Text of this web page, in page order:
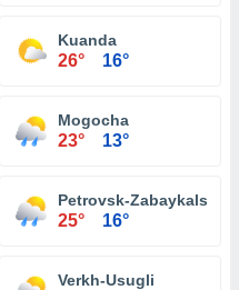
Kuanda
26° 16°
Mogocha
23° 13°
Petrovsk-Zabaykalsky
25° 16°
Verkh-Usugli